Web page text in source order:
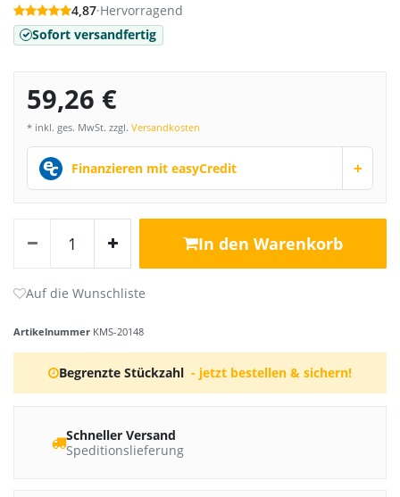
4,87·Hervorragend
Sofort versandfertig
59,26 €
* inkl. ges. MwSt. zzgl. Versandkosten
Finanzieren mit easyCredit +
In den Warenkorb
Artikelnummer KMS-20148
Begrenzte Stückzahl - jetzt bestellen & sichern!
Schneller Versand
Speditionslieferung